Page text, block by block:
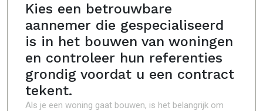
Kies een betrouwbare
aannemer die gespecialiseerd
is in het bouwen van woningen
en controleer hun referenties
grondig voordat u een contract
tekent.
Als je een woning gaat bouwen, is het belangrijk om